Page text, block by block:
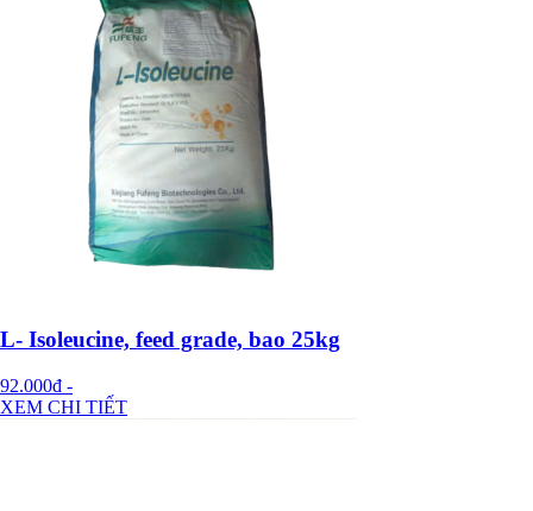
L- Isoleucine, feed grade, bao 25kg
92.000đ -
XEM CHI TIẾT